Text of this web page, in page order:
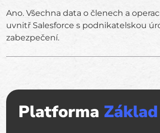
Ano. Všechna data o členech a
uvnitř Salesforce s podnikatelskou
zabezpečení.
Platforma Základ